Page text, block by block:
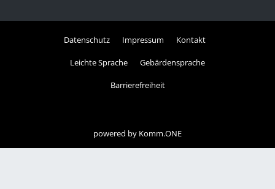
Datenschutz Impressum Kontakt
Leichte Sprache Gebärdensprache
Barrierefreiheit
powered by Komm.ONE